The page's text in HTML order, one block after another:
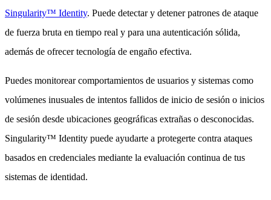
Singularity™ Identity. Puede detectar y detener patrones de ataque
de fuerza bruta en tiempo real y para una autenticación sólida,
además de ofrecer tecnología de engaño efectiva.
Puedes monitorear comportamientos de usuarios y sistemas como
volúmenes inusuales de intentos fallidos de inicio de sesión o inicios
de sesión desde ubicaciones geográficas extrañas o desconocidas.
Singularity™ Identity puede ayudarte a protegerte contra ataques
basados en credenciales mediante la evaluación continua de tus
sistemas de identidad.